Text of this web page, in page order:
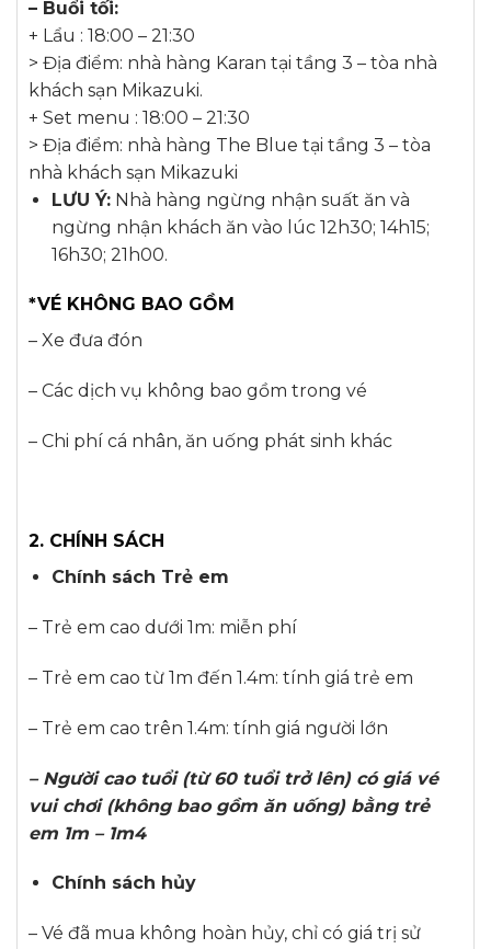
– Buổi tối:
+ Lẩu : 18:00 – 21:30
> Địa điểm: nhà hàng Karan tại tầng 3 – tòa nhà
khách sạn Mikazuki.
+ Set menu : 18:00 – 21:30
> Địa điểm: nhà hàng The Blue tại tầng 3 – tòa
nhà khách sạn Mikazuki
LƯU Ý:Nhà hàng ngừng nhận suất ăn và
ngừng nhận khách ăn vào lúc 12h30; 14h15;
16h30; 21h00.
*VÉ KHÔNG BAO GỒM
– Xe đưa đón
– Các dịch vụ không bao gồm trong vé
– Chi phí cá nhân, ăn uống phát sinh khác
2. CHÍNH SÁCH
Chính sách Trẻ em
– Trẻ em cao dưới 1m: miễn phí
– Trẻ em cao từ 1m đến 1.4m: tính giá trẻ em
– Trẻ em cao trên 1.4m: tính giá người lớn
– Người cao tuổi (từ 60 tuổi trở lên) có giá vé
vui chơi (không bao gồm ăn uống) bằng trẻ
em 1m – 1m4
Chính sách hủy
– Vé đã mua không hoàn hủy, chỉ có giá trị sử